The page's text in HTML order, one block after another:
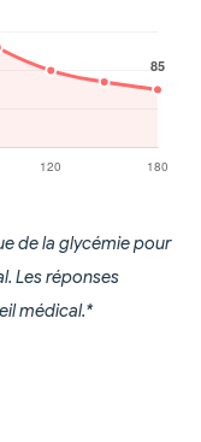
de la glycémie pour
Les réponses
médical.*